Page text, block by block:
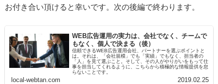
お付き合い頂けると幸いです。次の後編で終わります。
WEB広告運用の実力は、会社でなく、チームで
もなく、個人で決まる（後）
信頼できるWEB広告運用会社、パートナーを選ぶポイントと
は。それは、「会社規模」でも「実績」でもなく、担当者の
「人」を見て選ぶこと。そして、その人がやりがいをもって仕
事を担当してくれるように、こちらから積極的な情報提供を怠
らないことです。
local-webtan.com 2019.02.25